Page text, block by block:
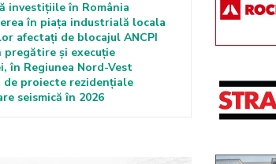
investițiile în România
în piața industrială locala
afectați de blocajul ANCPI
și execuție
în Regiunea Nord-Vest
de proiecte rezidențiale
seismică în 2026